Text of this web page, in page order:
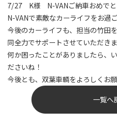
7/27 K様 N-VANご納車おめでと
N-VANで素敵なカーライフをお過
今後のカーライフも、担当の竹田
同全力でサポートさせていただき
何か困ったことがありましたら、
ださいね！
今後とも、双葉車輌をよろしくお願
一覧へ